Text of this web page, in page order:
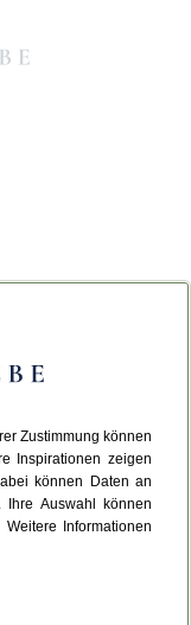
Zustimmung können
Inspirationen zeigen
können Daten an
Ihre Auswahl können
Informationen
aufgetreten.
neu.